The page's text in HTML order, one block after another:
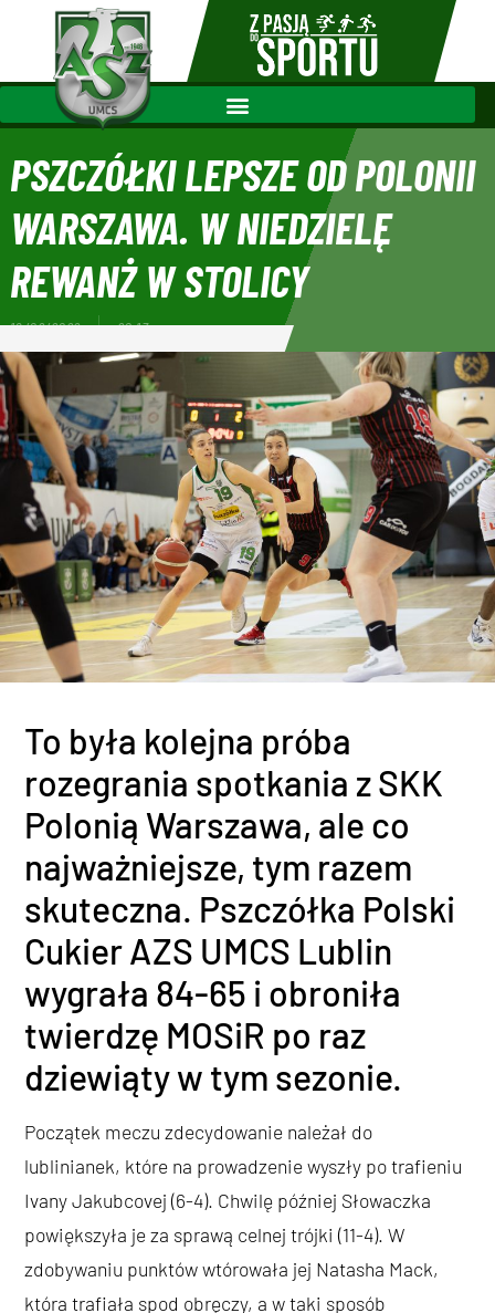
PSZCZÓŁKI LEPSZE OD POLONII
WARSZAWA. W NIEDZIELĘ
REWANŻ W STOLICY
18/02/2022 20:13
To była kolejna próba
rozegrania spotkania z SKK
Polonią Warszawa, ale co
najważniejsze, tym razem
skuteczna. Pszczółka Polski
Cukier AZS UMCS Lublin
wygrała 84-65 i obroniła
twierdzę MOSiR po raz
dziewiąty w tym sezonie.
Początek meczu zdecydowanie należał do
lublinianek, które na prowadzenie wyszły po trafieniu
Ivany Jakubcovej (6-4). Chwilę później Słowaczka
powiększyła je za sprawą celnej trójki (11-4). W
zdobywaniu punktów wtórowała jej Natasha Mack,
która trafiała spod obręczy, a w taki sposób